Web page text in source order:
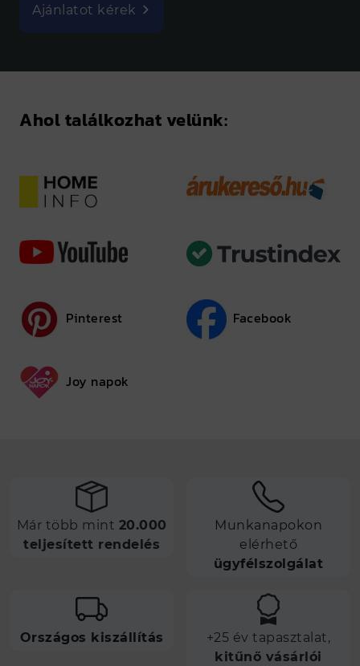
Ajánlatot kérek
Ahol találkozhat velünk:
Pinterest Facebook
Joy napok
Már több mint 20.000
teljesített rendelés
Munkanapokon
elérhető
ügyfélszolgálat
Országos kiszállítás
+25 év tapasztalat,
kitűnő vásárlói